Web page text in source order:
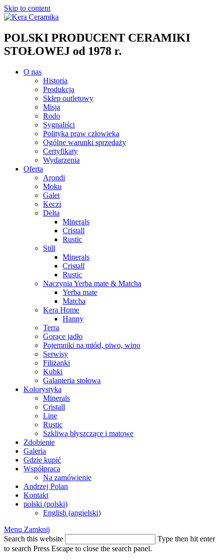
Skip to content
POLSKI PRODUCENT CERAMIKI
STOŁOWEJ od 1978 r.
O nas
Historia
Produkcja
Sklep outletowy
Misja
Rodo
Sygnaliści
Polityka praw człowieka
Ogólne warunki sprzedaży
Certyfikaty
Wydarzenia
Oferta
Arondi
Moku
Galet
Keczi
Delta
Minerals
Cristall
Rustic
Still
Minerals
Cristall
Rustic
Naczynia Yerba mate & Matcha
Yerba mate
Matcha
Kera Home
Hanny
Terra
Gorące jadło
Pojemniki na miód, piwo, wino
Serwisy
Filiżanki
Kubki
Galanteria stołowa
Kolorystyka
Minerals
Cristall
Line
Rustic
Szkliwa błyszczące i matowe
Zdobienie
Galeria
Gdzie kupić
Współpraca
Na zamówienie
Andrzej Polan
Kontakt
polski (polski)
English (angielski)
Menu Zamknij
Search this website
Type then hit enter
to search Press Escape to close the search panel.